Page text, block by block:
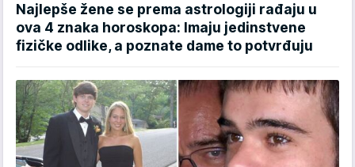
Najlepše žene se prema astrologiji rađaju u
ova 4 znaka horoskopa: Imaju jedinstvene
fizičke odlike, a poznate dame to potvrđuju